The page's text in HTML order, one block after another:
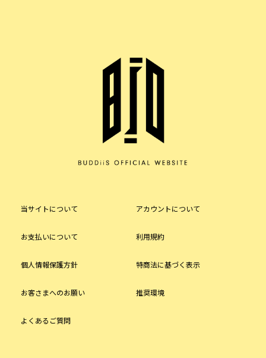
当サイトについて アカウントについて
お支払いについて 利用規約
個人情報保護方針 特商法に基づく表示
お客さまへのお願い 推奨環境
よくあるご質問